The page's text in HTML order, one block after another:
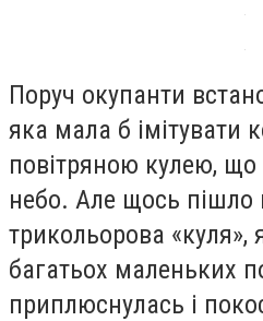
Поруч окупанти
яка мала б імітувати
повітряною кулею, що
небо. Але щось пішло
трикольорова «куля»,
багатьох маленьких
приплюснулась і